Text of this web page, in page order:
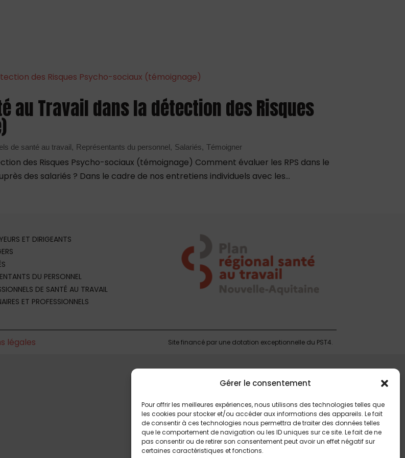
Gérer le consentement
Pour offrir les meilleures expériences, nous utilisons des technologies telles que
les cookies pour stocker et/ou accéder aux informations des appareils. Le fait
de consentir à ces technologies nous permettra de traiter des données telles
que le comportement de navigation ou les ID uniques sur ce site. Le fait de ne
pas consentir ou de retirer son consentement peut avoir un effet négatif sur
certaines caractéristiques et fonctions.
au Travail dans la détection des Risques
de santé au travail Représentants du personnel Salariés Témoigner
des Risques Psycho-sociaux (témoignage) Comment évaluer les RPS dans le
des salariés ? Dans le cadre de nos entretiens individuels avec les...
ET DIRIGEANTS
DU PERSONNEL
DE SANTÉ AU TRAVAIL
ET PROFESSIONNELS
légales Site financé par une dotation exceptionnelle du PST4.